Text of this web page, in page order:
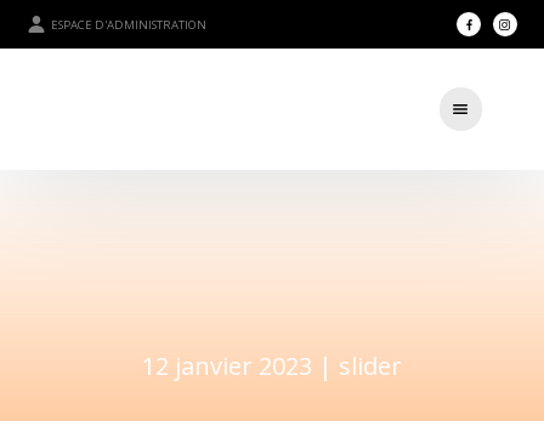
ESPACE D'ADMINISTRATION
12 janvier 2023 | slider